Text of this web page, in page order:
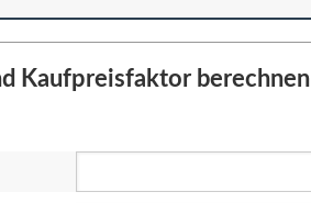
Kaufpreisfaktor berechnen